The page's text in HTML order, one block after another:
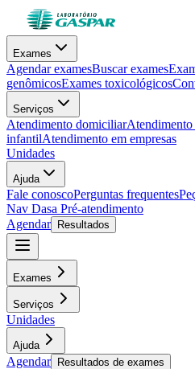
Exames
Agendar examesBuscar exames
genômicosExames toxicológicos
Serviços
Atendimento domiciliar
infantilAtendimento em empresas
Unidades
Ajuda
Fale conoscoPerguntas frequentes
Nav Dasa Pré-atendimento
Agendar
Resultados
Exames
Serviços
Unidades
Ajuda
Agendar Resultados de exames